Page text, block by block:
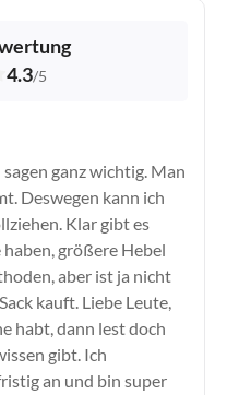
4.3/5
ganz wichtig. Man
Deswegen kann ich
Klar gibt es
größere Hebel
aber ist ja nicht
kauft. Liebe Leute,
habt, dann lest doch
gibt. Ich
an und bin super